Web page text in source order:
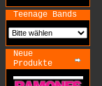
Teenage Bands
Neue
Produkte